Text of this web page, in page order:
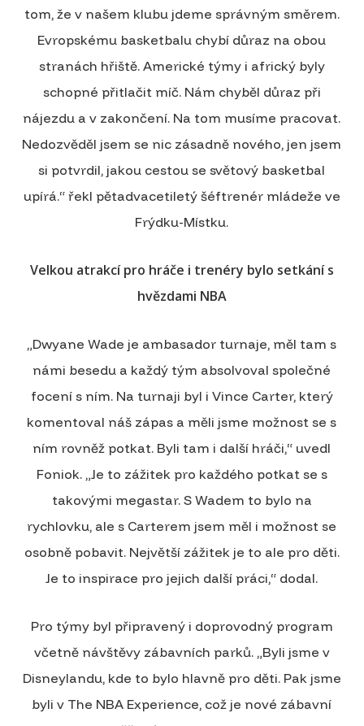
tom, že v našem klubu jdeme správným směrem.
Evropskému basketbalu chybí důraz na obou
stranách hřiště. Americké týmy i africký byly
schopné přitlačit míč. Nám chyběl důraz při
nájezdu a v zakončení. Na tom musíme pracovat.
Nedozvěděl jsem se nic zásadně nového, jen jsem
si potvrdil, jakou cestou se světový basketbal
upírá.“ řekl pětadvacetiletý šéftrenér mládeže ve
Frýdku-Místku.
Velkou atrakcí pro hráče i trenéry bylo setkání s
hvězdami NBA
„Dwyane Wade je ambasador turnaje, měl tam s
námi besedu a každý tým absolvoval společné
focení s ním. Na turnaji byl i Vince Carter, který
komentoval náš zápas a měli jsme možnost se s
ním rovněž potkat. Byli tam i další hráči,“ uvedl
Foniok. „Je to zážitek pro každého potkat se s
takovými megastar. S Wadem to bylo na
rychlovku, ale s Carterem jsem měl i možnost se
osobně pobavit. Největší zážitek je to ale pro děti.
Je to inspirace pro jejich další práci,“ dodal.
Pro týmy byl připravený i doprovodný program
včetně návštěvy zábavních parků. „Byli jsme v
Disneylandu, kde to bylo hlavně pro děti. Pak jsme
byli v The NBA Experience, což je nové zábavní